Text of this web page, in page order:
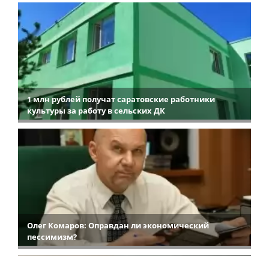
1 млн рублей получат саратовские работники
культуры за работу в сельских ДК
Олег Комаров: Оправдан ли экономический
пессимизм?